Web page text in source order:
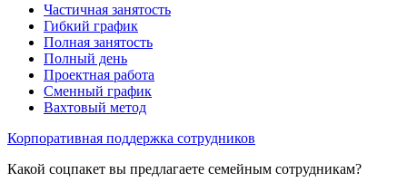
Частичная занятость
Гибкий график
Полная занятость
Полный день
Проектная работа
Сменный график
Вахтовый метод
Корпоративная поддержка сотрудников
Какой соцпакет вы предлагаете семейным сотрудникам?